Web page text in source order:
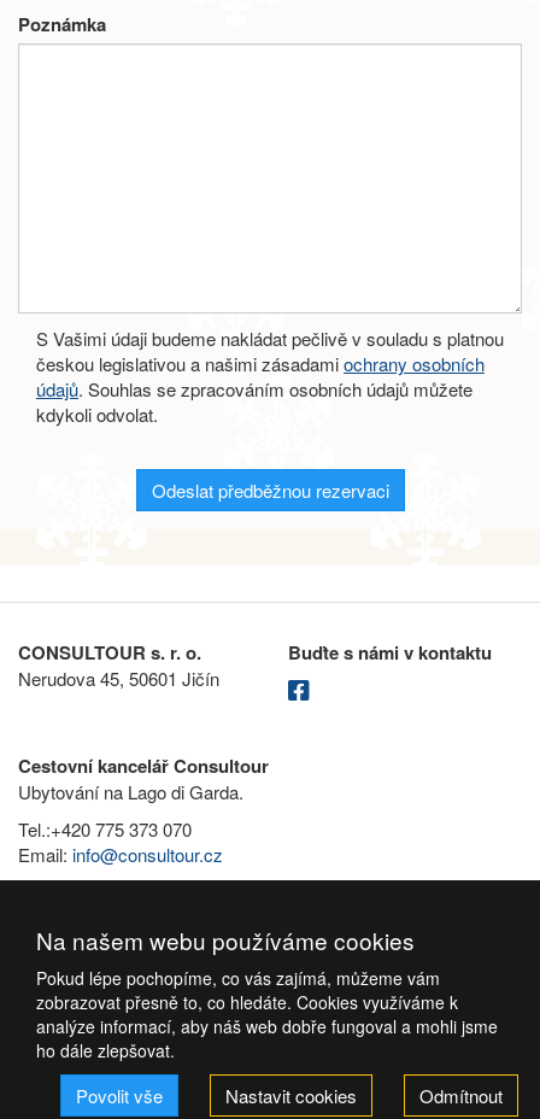
Poznámka
S Vašimi údaji budeme nakládat pečlivě v souladu s platnou
českou legislativou a našimi zásadamiochrany osobních
údajů. Souhlas se zpracováním osobních údajů můžete
kdykoli odvolat.
Odeslat předběžnou rezervaci
CONSULTOUR s. r. o.
Nerudova 45, 50601 Jičín
Buďte s námi v kontaktu
Cestovní kancelář Consultour
Ubytování na Lago di Garda.
Tel.:+420 775 373 070
Email: info@consultour.cz
Na našem webu používáme cookies
Pokud lépe pochopíme, co vás zajímá, můžeme vám
zobrazovat přesně to, co hledáte. Cookies využíváme k
analýze informací, aby náš web dobře fungoval a mohli jsme
ho dále zlepšovat.
Povolit vše Nastavit cookies Odmítnout